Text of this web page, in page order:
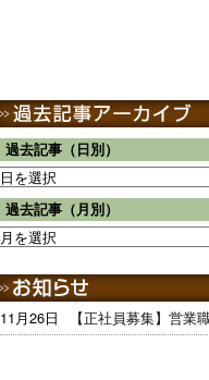
過去記事（日別）
過去記事（月別）
11月26日 【正社員募集】営業